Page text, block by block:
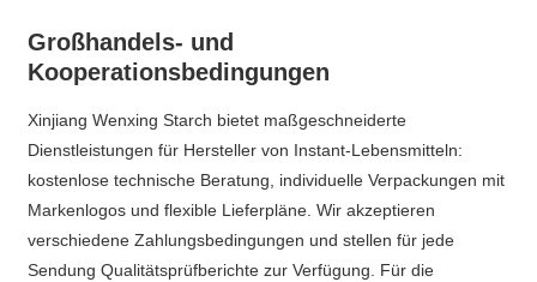
Großhandels- und
Kooperationsbedingungen
Xinjiang Wenxing Starch bietet maßgeschneiderte
Dienstleistungen für Hersteller von Instant-Lebensmitteln:
kostenlose technische Beratung, individuelle Verpackungen mit
Markenlogos und flexible Lieferpläne. Wir akzeptieren
verschiedene Zahlungsbedingungen und stellen für jede
Sendung Qualitätsprüfberichte zur Verfügung. Für die